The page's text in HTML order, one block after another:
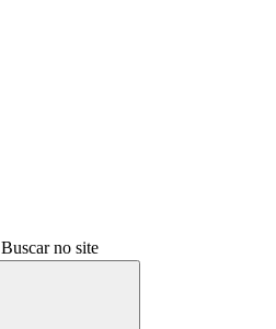
Buscar no site